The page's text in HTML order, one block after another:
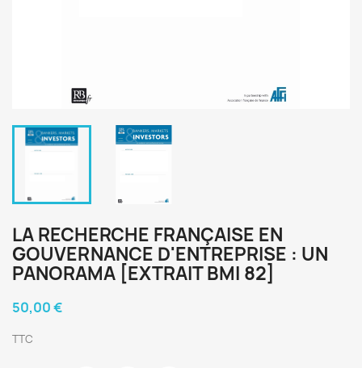
LA RECHERCHE FRANÇAISE EN
GOUVERNANCE D'ENTREPRISE : UN
PANORAMA [EXTRAIT BMI 82]
50,00 €
TTC